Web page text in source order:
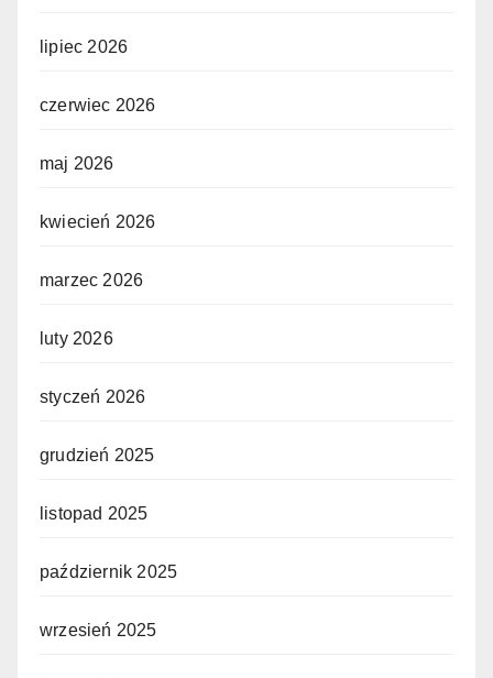
lipiec 2026
czerwiec 2026
maj 2026
kwiecień 2026
marzec 2026
luty 2026
styczeń 2026
grudzień 2025
listopad 2025
październik 2025
wrzesień 2025